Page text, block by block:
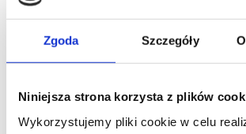
Zgoda Szczegóły
Niniejsza strona korzysta z plików
Wykorzystujemy pliki cookie w celu